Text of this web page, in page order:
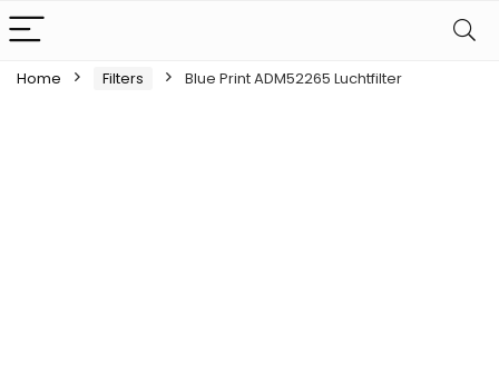
Home Filters Blue Print ADM52265 Luchtfilter